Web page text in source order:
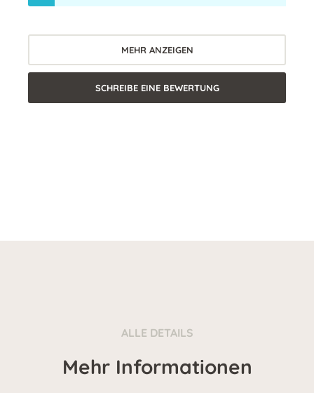
MEHR ANZEIGEN
SCHREIBE EINE BEWERTUNG
ALLE DETAILS
Mehr Informationen